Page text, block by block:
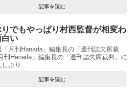
記事を読む
でもやっぱり村西監督が相変わ
白い
「月刊Hanada」編集長の「週刊誌欠席裁
刊Hanada」編集長の「週刊誌欠席裁判」に
ぶり...
記事を読む